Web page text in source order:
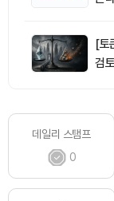
[토
검
데일리 스탬프
0